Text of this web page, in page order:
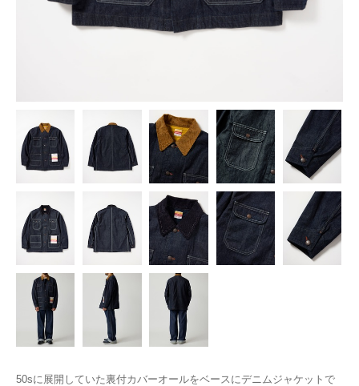
50sに展開していた裏付カバーオールをベースにデニムジャケットで